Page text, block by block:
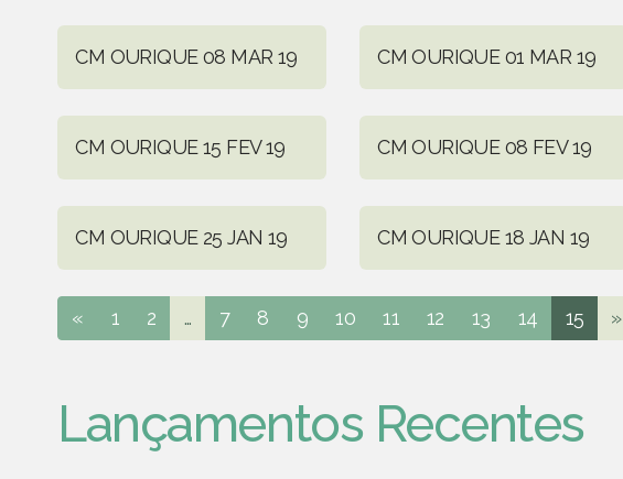
CM OURIQUE 08 MAR 19 CM OURIQUE 01 MAR 19
CM OURIQUE 15 FEV 19 CM OURIQUE 08 FEV 19
CM OURIQUE 25 JAN 19 CM OURIQUE 18 JAN 19
« 1 2 ... 7 8 9 10 11 12 13 14 15 »
Lançamentos Recentes